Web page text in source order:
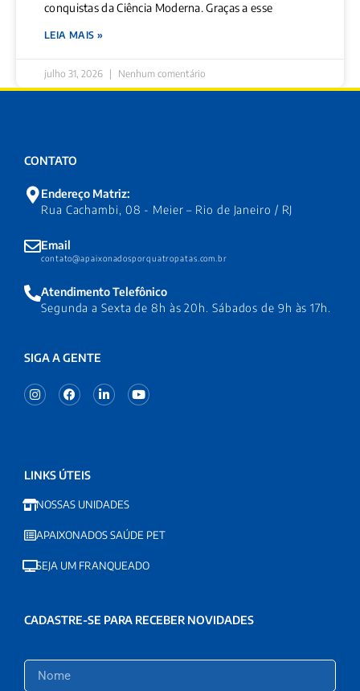
conquistas da Ciência Moderna. Graças a esse
LEIA MAIS »
julho 31, 2026 Nenhum comentário
CONTATO
Endereço Matriz:
Rua Cachambi, 08 - Meier – Rio de Janeiro / RJ
Email
contato@apaixonadosporquatropatas.com.br
Atendimento Telefônico
Segunda a Sexta de 8h às 20h. Sábados de 9h às 17h.
SIGA A GENTE
LINKS ÚTEIS
NOSSAS UNIDADES
APAIXONADOS SAÚDE PET
SEJA UM FRANQUEADO
CADASTRE-SE PARA RECEBER NOVIDADES